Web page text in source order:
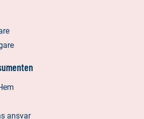
ansvar